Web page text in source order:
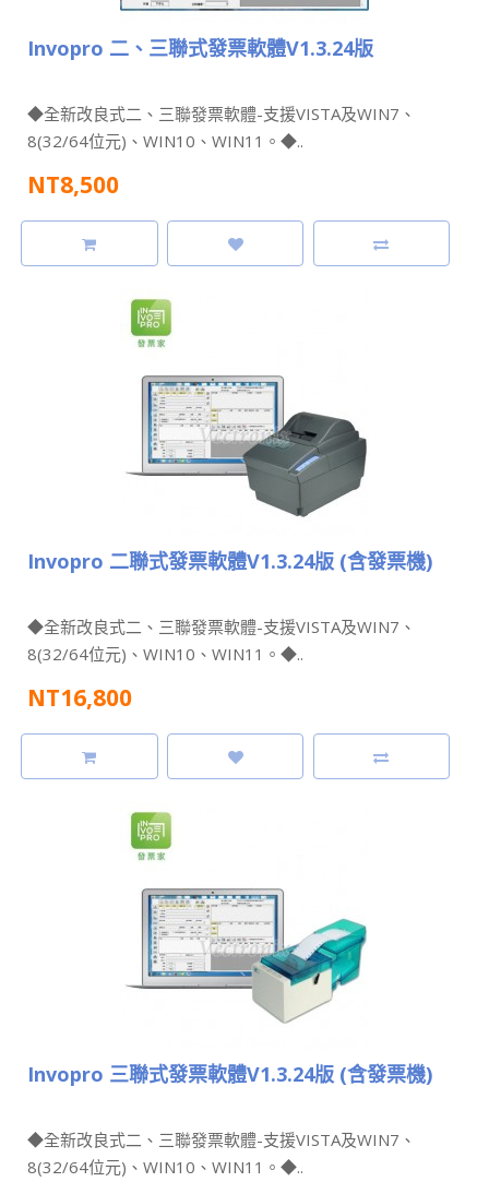
Invopro 二、三聯式發票軟體V1.3.24版
◆全新改良式二、三聯發票軟體-支援VISTA及WIN7、
8(32/64位元)、WIN10、WIN11。◆..
NT8,500
Invopro 二聯式發票軟體V1.3.24版 (含發票機)
◆全新改良式二、三聯發票軟體-支援VISTA及WIN7、
8(32/64位元)、WIN10、WIN11。◆..
NT16,800
Invopro 三聯式發票軟體V1.3.24版 (含發票機)
◆全新改良式二、三聯發票軟體-支援VISTA及WIN7、
8(32/64位元)、WIN10、WIN11。◆..